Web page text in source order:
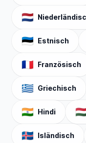
🇳🇱
🇪🇪 Estnisch
🇫🇷 Französisch
🇬🇷 Griechisch
🇮🇳 Hindi
🇮🇸 Isländisch